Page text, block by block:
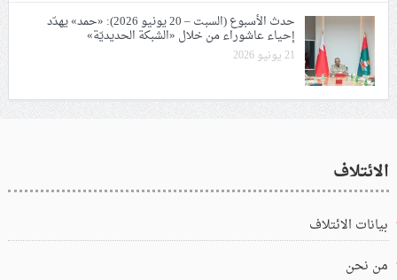
حدث الأسبوع (السبت – 20 يونيو 2026): «حمد» يهدّد
إحياء عاشوراء من خلال «الشبكة الحديديّة»
21 يونيو 2026
الائتلاف
بيانات الائتلاف
من نحن